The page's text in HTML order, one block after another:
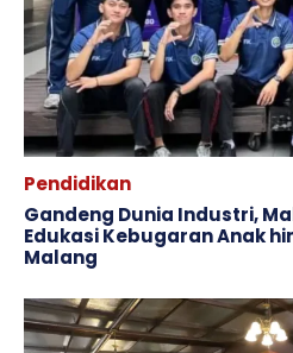
Pendidikan
Gandeng Dunia Industri,
Edukasi Kebugaran Anak
Malang